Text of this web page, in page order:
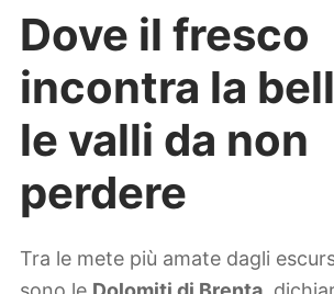
Dove il fresco
incontra la
le valli da non
perdere
Tra le mete più amate dagli